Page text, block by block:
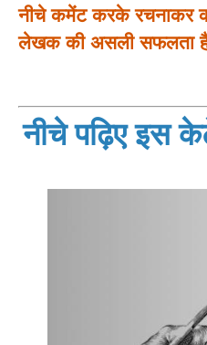
नीचे कमेंट करके रचनाकर को
लेखक की असली सफलता
नीचे पढ़िए इस